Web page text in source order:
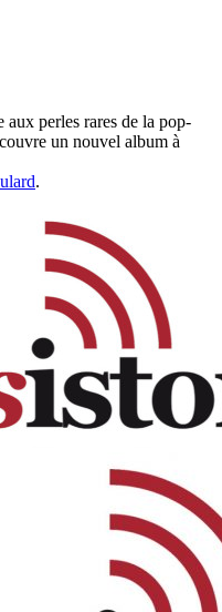
aux perles rares de la pop-
un nouvel album à
.